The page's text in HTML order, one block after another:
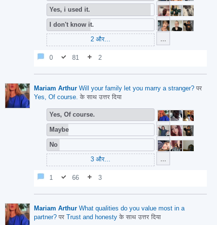
Yes, i used it.
I don't know it.
2और...
0 81 2
Mariam Arthur ⁣Will your family let you marry a stranger? पर
Yes, Of course. के साथ उत्तर दिया
Yes, Of course.
Maybe
No
3और...
1 66 3
Mariam Arthur What qualities do you value most in a
partner? पर Trust and honesty के साथ उत्तर दिया